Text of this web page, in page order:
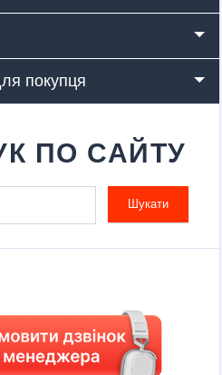
покупця
ПО САЙТУ
Шукати